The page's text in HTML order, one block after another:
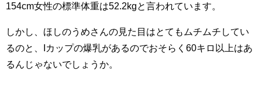
154cm女性の標準体重は52.2kgと言われています。
しかし、ほしのうめさんの見た目はとてもムチムチしてい
るのと、Iカップの爆乳があるのでおそらく60キロ以上はあ
るんじゃないでしょうか。